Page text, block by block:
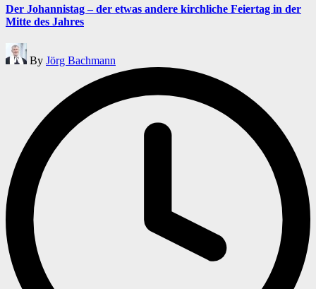
Der Johannistag – der etwas andere kirchliche Feiertag in der
Mitte des Jahres
Posted
by
By Jörg Bachmann